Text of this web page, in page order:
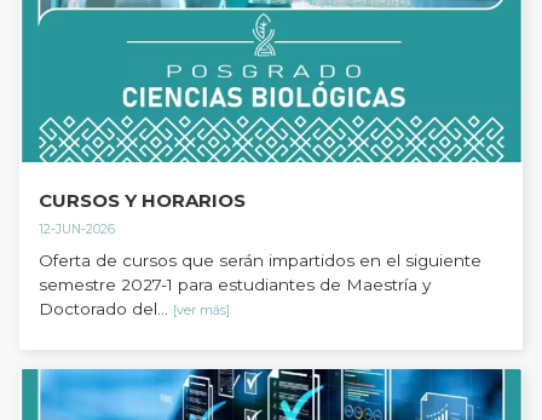
CURSOS Y HORARIOS
12-JUN-2026
Oferta de cursos que serán impartidos en el siguiente
semestre 2027-1 para estudiantes de Maestría y
Doctorado del...
[ver más]